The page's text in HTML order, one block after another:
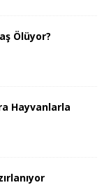
Ölüyor?
Hayvanlarla